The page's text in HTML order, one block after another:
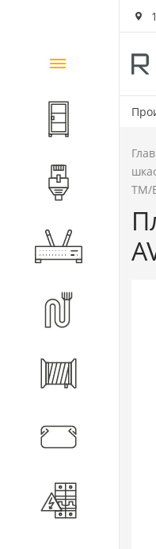
Каталог
Шкафы и
TM/